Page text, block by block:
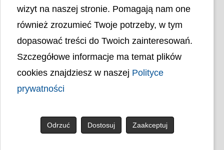
Liczba odwiedzin
Polityka prywatności
Mapa strony
Ochrona Danych Osobowych
Deklaracja Dostępności
© uck.katowice.pl.
wizyt na naszej stronie. Pomagają nam one
również zrozumieć Twoje potrzeby, w tym
dopasować treści do Twoich zainteresowań.
Szczegółowe informacje ma temat plików
cookies znajdziesz w naszej Polityce
prywatności
Odrzuć Dostosuj Zaakceptuj